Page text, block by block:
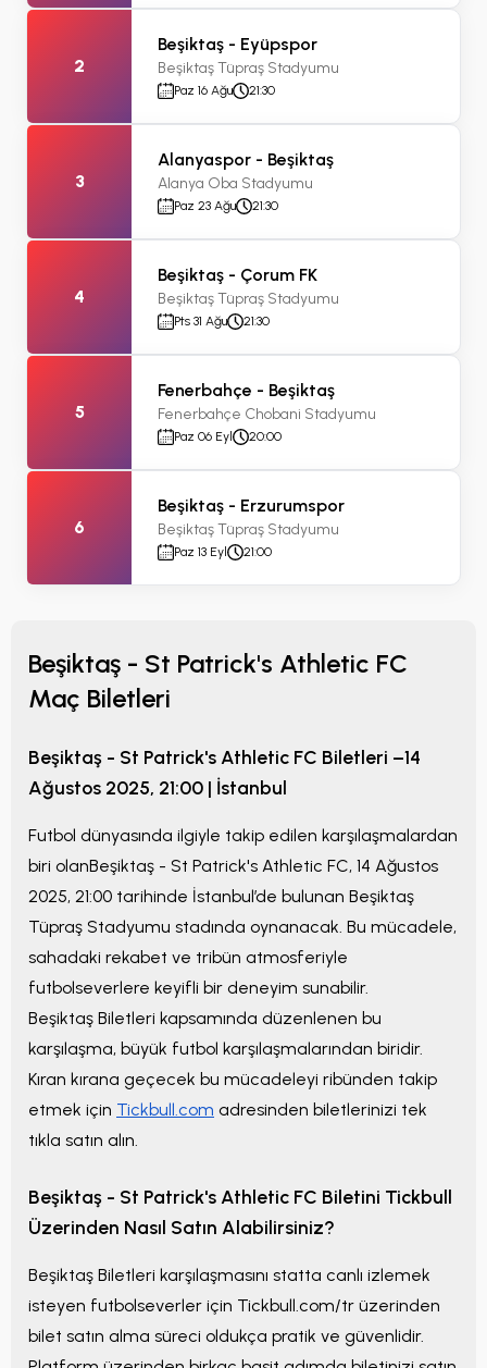
2
Beşiktaş - Eyüpspor
Beşiktaş Tüpraş Stadyumu
Paz 16 Ağu 21:30
3
Alanyaspor - Beşiktaş
Alanya Oba Stadyumu
Paz 23 Ağu 21:30
4
Beşiktaş - Çorum FK
Beşiktaş Tüpraş Stadyumu
Pts 31 Ağu 21:30
5
Fenerbahçe - Beşiktaş
Fenerbahçe Chobani Stadyumu
Paz 06 Eyl 20:00
6
Beşiktaş - Erzurumspor
Beşiktaş Tüpraş Stadyumu
Paz 13 Eyl 21:00
Beşiktaş - St Patrick's Athletic FC
Maç Biletleri
Beşiktaş - St Patrick's Athletic FC Biletleri –14
Ağustos 2025, 21:00 | İstanbul
Futbol dünyasında ilgiyle takip edilen karşılaşmalardan
biri olanBeşiktaş - St Patrick's Athletic FC, 14 Ağustos
2025, 21:00 tarihinde İstanbul’de bulunan Beşiktaş
Tüpraş Stadyumu stadında oynanacak. Bu mücadele,
sahadaki rekabet ve tribün atmosferiyle
futbolseverlere keyifli bir deneyim sunabilir.
Beşiktaş Biletleri kapsamında düzenlenen bu
karşılaşma, büyük futbol karşılaşmalarından biridir.
Kıran kırana geçecek bu mücadeleyi ribünden takip
etmek için Tickbull.com adresinden biletlerinizi tek
tıkla satın alın.
Beşiktaş - St Patrick's Athletic FC Biletini Tickbull
Üzerinden Nasıl Satın Alabilirsiniz?
Beşiktaş Biletleri karşılaşmasını statta canlı izlemek
isteyen futbolseverler için Tickbull.com/tr üzerinden
bilet satın alma süreci oldukça pratik ve güvenlidir.